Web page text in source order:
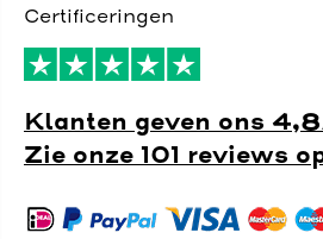
Certificeringen
Klanten geven ons
Zie onze 101 reviews